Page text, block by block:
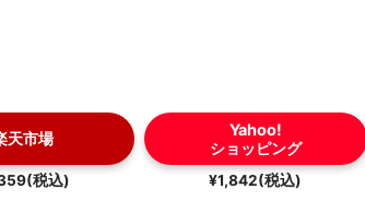
天市場
税込)
Yahoo!
ショッピング
¥1,842(税込)